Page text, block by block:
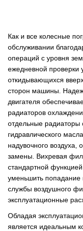
Как и все колесные
обслуживании
операций с уровня
ежедневной проверки
откидывающихся
сторон машины.
двигателя
радиаторов
отдельные радиаторы
гидравлического
надувочного воздуха,
замены. Вихревая
стандартной
уменьшить попадание
службы воздушного
эксплуатационные
Обладая
является идеальным